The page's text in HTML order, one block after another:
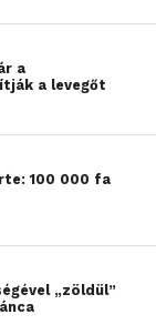
a
a levegőt
100 000 fa
„zöldül”